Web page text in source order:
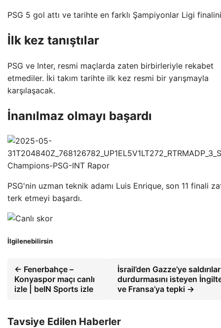
PSG 5 gol attı ve tarihte en farklı Şampiyonlar Ligi
İlk kez tanıştılar
PSG ve Inter, resmi maçlarda zaten birbirleriyle rekabet
etmediler. İki takım tarihte ilk kez resmi bir yarışmayla
karşılaşacak.
İnanılmaz olmayı başardı
PSG'nin uzman teknik adamı Luis Enrique, son 11 finali
terk etmeyi başardı.
İlgilenebilirsin
← Fenerbahçe –
Konyaspor maçı canlı
izle | beIN Sports izle
İsrail’den Gazze’ye
durdurmasını isteyen
ve Fransa’ya tepki →
Tavsiye Edilen Haberler